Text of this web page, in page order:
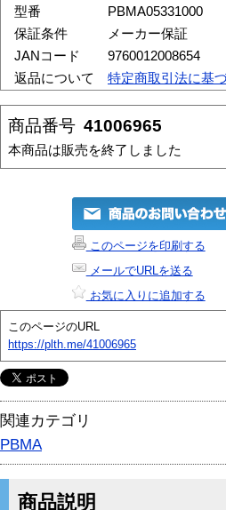
型番
PBMA05331000
保証条件
メーカー保証
JANコード
9760012008654
返品について
特定商取引法に基
商品番号 41006965
本商品は販売を終了しました
このページを印刷する
メールでURLを送る
お気に入りに追加する
このページのURL
https://plth.me/41006965
関連カテゴリ
PBMA
商品説明